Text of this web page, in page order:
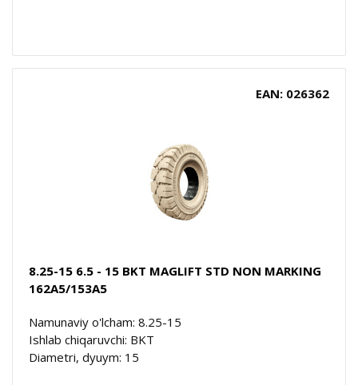
EAN: 026362
8.25-15 6.5 - 15 BKT MAGLIFT STD NON MARKING
162A5/153A5
Namunaviy o'lcham: 8.25-15
Ishlab chiqaruvchi: BKT
Diametri, dyuym: 15